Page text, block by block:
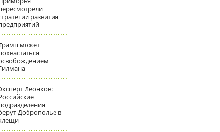
развития
может
Леонков:
Доброполье в